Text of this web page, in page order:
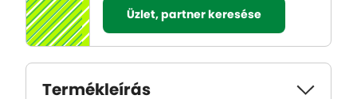
Üzlet, partner keresése
Termékleírás